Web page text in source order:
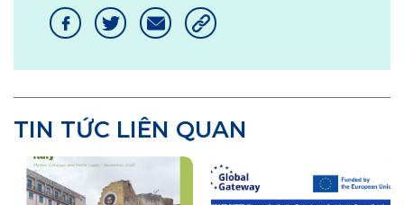
TIN TỨC LIÊN QUAN